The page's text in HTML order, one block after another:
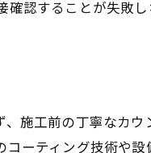
認することが失敗
施工前の丁寧なカ
ーティング技術や設